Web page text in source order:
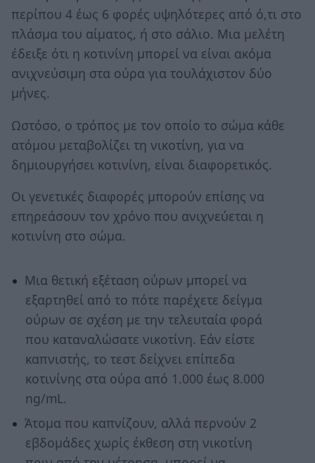
περίπου 4 έως 6 φορές υψηλότερες από ό,τι στο
πλάσμα του αίματος, ή στο σάλιο. Μια μελέτη
έδειξε ότι η κοτινίνη μπορεί να είναι ακόμα
ανιχνεύσιμη στα ούρα για τουλάχιστον δύο
μήνες.
Ωστόσο, ο τρόπος με τον οποίο το σώμα κάθε
ατόμου μεταβολίζει τη νικοτίνη, για να
δημιουργήσει κοτινίνη, είναι διαφορετικός.
Οι γενετικές διαφορές μπορούν επίσης να
επηρεάσουν τον χρόνο που ανιχνεύεται η
κοτινίνη στο σώμα.
Μια θετική εξέταση ούρων μπορεί να
εξαρτηθεί από το πότε παρέχετε δείγμα
ούρων σε σχέση με την τελευταία φορά
που καταναλώσατε νικοτίνη. Εάν είστε
καπνιστής, το τεστ δείχνει επίπεδα
κοτινίνης στα ούρα από 1.000 έως 8.000
ng/mL.
Άτομα που καπνίζουν, αλλά περνούν 2
εβδομάδες χωρίς έκθεση στη νικοτίνη